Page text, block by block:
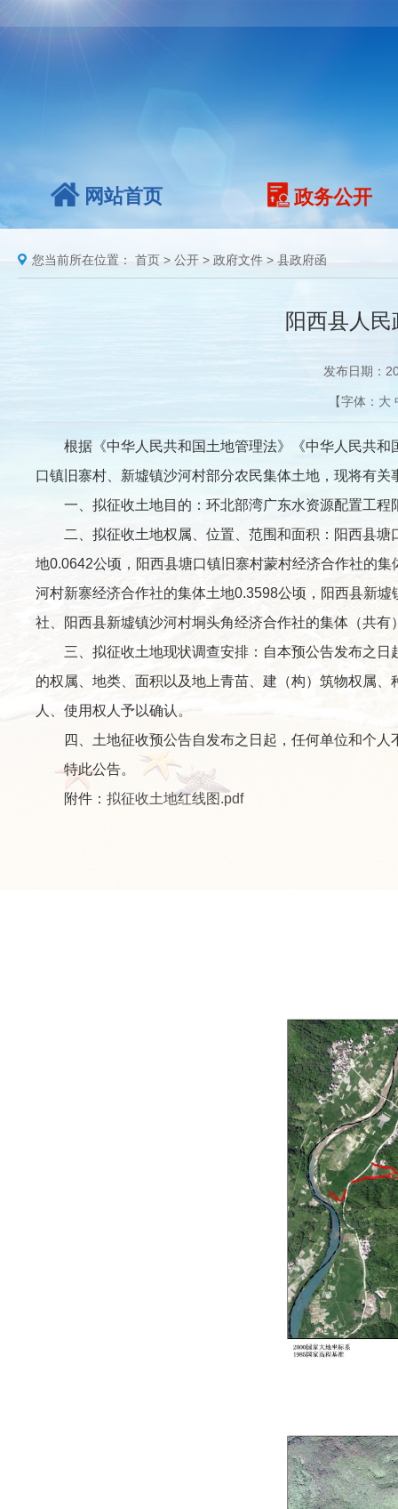
网站首页 政务公开
您当前所在位置： 首页 > 公开 > 政府文件 > 县政府函
阳西县人
发布日期：
【字体： 大
根据《中华人民共和国土地管理法》《中华人民共和
口镇旧寨村、新墟镇沙河村部分农民集体土地，现将有关
一、拟征收土地目的：环北部湾广东水资源配置工程
二、拟征收土地权属、位置、范围和面积： 阳西县塘
地0.0642公顷，阳西县塘口镇旧寨村蒙村经济合作社的
河村新寨经济合作社的集体土地0.3598公顷，阳西县新
社、阳西县新墟镇沙河村垌头角经济合作社的集体（共
三、拟征收土地现状调查安排：自本预公告发布之日
的权属、地类、面积以及地上青苗、建（构）筑物权属
人、使用权人予以确认。
四、土地征收预公告自发布之日起，任何单位和个人
特此公告。
附件： 拟征收土地红线图.pdf